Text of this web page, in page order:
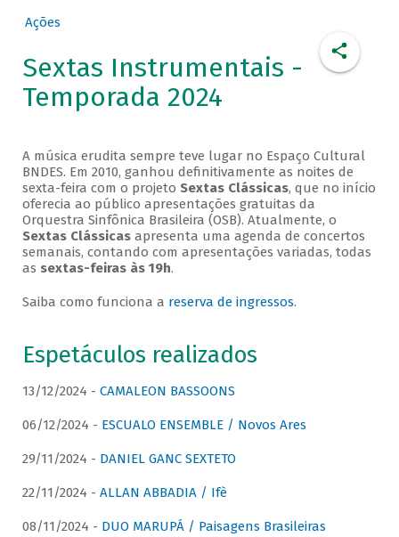
Ações
Sextas Instrumentais -
Temporada 2024
A música erudita sempre teve lugar no Espaço Cultural
BNDES. Em 2010, ganhou definitivamente as noites de
sexta-feira com o projeto Sextas Clássicas, que no início
oferecia ao público apresentações gratuitas da
Orquestra Sinfônica Brasileira (OSB). Atualmente, o
Sextas Clássicasapresenta uma agenda de concertos
semanais, contando com apresentações variadas, todas
as sextas-feiras às 19h.
Saiba como funciona a reserva de ingressos.
Espetáculos realizados
13/12/2024 - CAMALEON BASSOONS
06/12/2024 - ESCUALO ENSEMBLE / Novos Ares
29/11/2024 - DANIEL GANC SEXTETO
22/11/2024 - ALLAN ABBADIA / Ifè
08/11/2024 - DUO MARUPÁ / Paisagens Brasileiras